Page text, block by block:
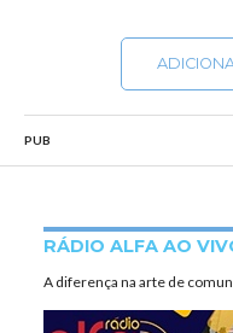
PUB
RÁDIO ALFA AO
A diferença na arte de